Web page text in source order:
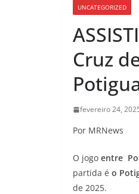
UNCATEGORIZED
Cruz
fevereiro 24,
Por MRNews
O jogo entre
partida é o
de 2025.